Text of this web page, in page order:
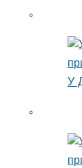
У